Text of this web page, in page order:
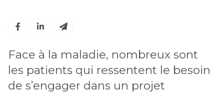
Face à la maladie, nombreux sont
les patients qui ressentent le besoin
de s’engager dans un projet